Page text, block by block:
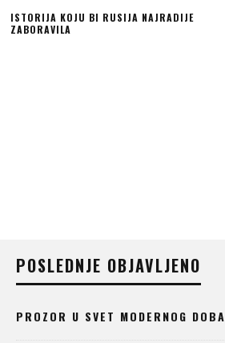
ISTORIJA KOJU BI RUSIJA NAJRADIJE
ZABORAVILA
POSLEDNJE OBJAVLJENO
PROZOR U SVET MODERNOG DOBA